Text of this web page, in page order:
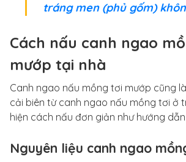
tráng men (phủ gốm)
Cách nấu canh ngao
mướp tại nhà
Canh ngao nấu mồng tơi mướp cũng
cải biên từ canh ngao nấu mồng tơi ở
hiện cách nấu đơn giản như hướng
Nguyên liệu canh ngao